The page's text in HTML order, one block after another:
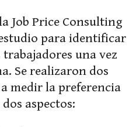
Job Price Consulting
para identificar
una vez
Se realizaron dos
medir la preferencia
aspectos: